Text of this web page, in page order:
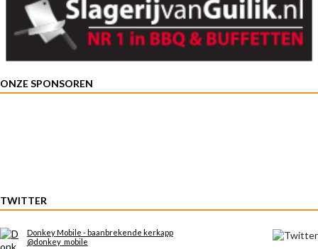
ONZE SPONSOREN
TWITTER
Donkey Mobile - baanbrekende kerkapp
@donkey_mobile